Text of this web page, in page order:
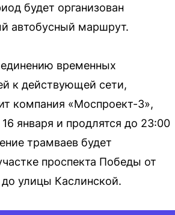
будет организован
автобусный маршрут.
временных
к действующей сети,
компания «Моспроект-3»,
января и продлятся до 23:00
трамваев будет
проспекта Победы от
улицы Каслинской.